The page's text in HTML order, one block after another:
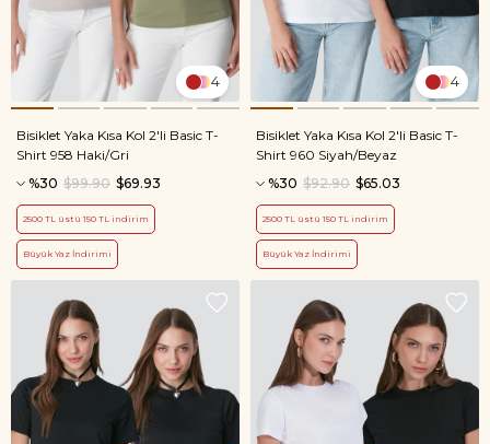
4
Bisiklet Yaka Kısa Kol 2'li Basic T-
Shirt 958 Haki/Gri
%30
$69.93
$99.90
2500 TL üstü 150 TL indirim
Büyük Yaz İndirimi
4
Bisiklet Yaka Kısa Kol 2'li Basic T-
Shirt 960 Siyah/Beyaz
%30
$65.03
$92.90
2500 TL üstü 150 TL indirim
Büyük Yaz İndirimi